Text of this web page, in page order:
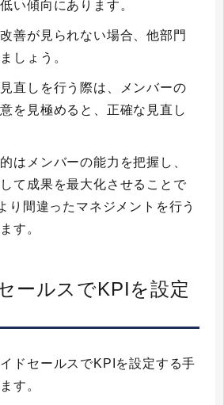
い傾向にあります。
善が見られない場合、他部門
しょう。
直しを行う際は、メンバーの
を見極めると、正確な見直し
はメンバーの能力を把握し、
て成果を最大化させることで
り間違ったマネジメントを行う
す。
ールスでKPIを設定
ドセールスでKPIを設定する手
す。